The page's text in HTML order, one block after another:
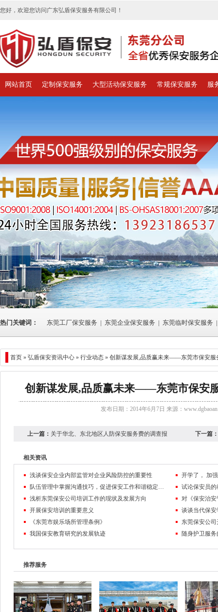
您好，欢迎您访问广东弘盾保安服务有限公司！
网站首页 定制保安服务 大型活动保安服务 常规保安服务 服
热门关键词： 东莞工厂保安服务 | 东莞企业保安服务 | 东莞临时保安服务 |
首页 » 弘盾保安资讯中心 » 行业动态 » 创新谋发展,品质赢未来——东莞市保安服
创新谋发展,品质赢未来——东莞市保安
发布日期：2014年6月7日 来源：
上一篇： 关于华北、东北地区人防保安服务费的调查报 下一篇：
相关资讯
浅谈保安企业内部监管对企业风险防控的重要性
队伍管理中掌握沟通技巧，促进保安工作和谐稳定发展
试论保安员
浅析东莞保安公司培训工作的现状及发展方向
对《保安治
开展保安培训的重要意义
谈谈当代保
《东莞市娱乐场所管理条例》
东莞保安公
我国保安教育研究的发展轨迹
随身护卫服
推荐服务